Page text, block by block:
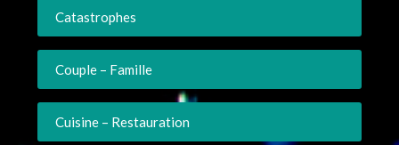
Catastrophes
Couple – Famille
Cuisine – Restauration